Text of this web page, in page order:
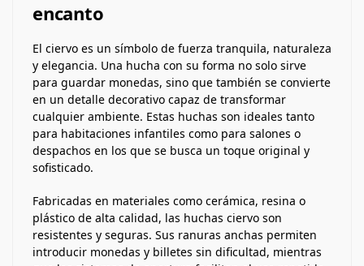
encanto
El ciervo es un símbolo de fuerza tranquila, naturaleza
y elegancia. Una hucha con su forma no solo sirve
para guardar monedas, sino que también se convierte
en un detalle decorativo capaz de transformar
cualquier ambiente. Estas huchas son ideales tanto
para habitaciones infantiles como para salones o
despachos en los que se busca un toque original y
sofisticado.
Fabricadas en materiales como cerámica, resina o
plástico de alta calidad, las huchas ciervo son
resistentes y seguras. Sus ranuras anchas permiten
introducir monedas y billetes sin dificultad, mientras